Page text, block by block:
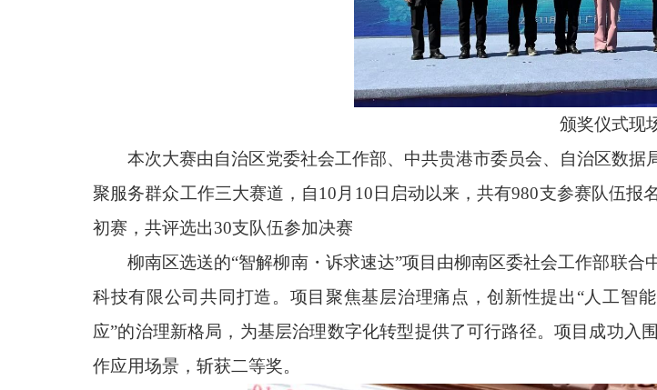
颁奖仪式现
本次大赛由自治区党委社会工作部、中共贵港市委员会、自治区数
聚服务群众工作三大赛道，自10月10日启动以来，共有980支参赛队伍
初赛，共评选出30支队伍参加决赛
柳南区选送的“智解柳南・诉求速达”项目由柳南区委社会工作部联
科技有限公司共同打造。项目聚焦基层治理痛点，创新性提出“人工智
应”的治理新格局，为基层治理数字化转型提供了可行路径。项目成功
作应用场景，斩获二等奖。